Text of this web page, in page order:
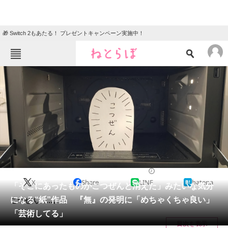
🎁 Switch 2もあたる！ プレゼントキャンペーン実施中！
ねとらぼメニュー
エンタメ クイズ
グルメ 地域
住まい 教育・育児
動物 リサーチ
会員記事
メディア
「そこにあったものがこつぜんと消えた」みたいな気分
になる“紙”作品 『無』の発明に「めちゃくちゃ良い」
「芸術してる」
X Share LINE hatena
こつぜん……。
目次を表示